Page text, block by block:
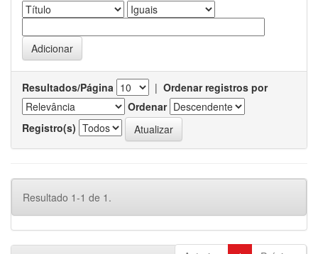
Resultados/Página | Ordenar registros por
Ordenar
Registro(s)
Resultado 1-1 de 1.